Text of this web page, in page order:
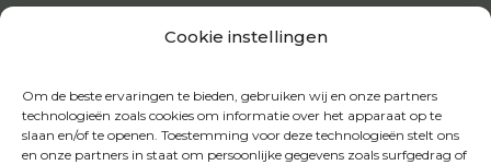
Cookie instellingen
Om de beste ervaringen te bieden, gebruiken wij en onze partners
technologieën zoals cookies om informatie over het apparaat op te
slaan en/of te openen. Toestemming voor deze technologieën stelt ons
en onze partners in staat om persoonlijke gegevens zoals surfgedrag of